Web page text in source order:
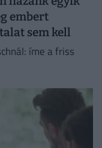
embert
sem kell
íme a friss